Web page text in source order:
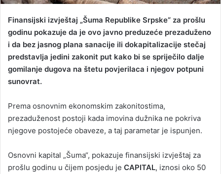
Finansijski izvještaj „Šuma Republike Srpske“ za prošlu
godinu pokazuje da je ovo javno preduzeće prezaduženo
i da bez jasnog plana sanacije ili dokapitalizacije stečaj
predstavlja jedini zakonit put kako bi se spriječilo dalje
gomilanje dugova na štetu povjerilaca i njegov potpuni
sunovrat.
Prema osnovnim ekonomskim zakonitostima,
prezaduženost postoji kada imovina dužnika ne pokriva
njegove postojeće obaveze, a taj parametar je ispunjen.
Osnovni kapital „Šuma“, pokazuje finansijski izvještaj za
prošlu godinu u čijem posjedu je CAPITAL, iznosi oko 50